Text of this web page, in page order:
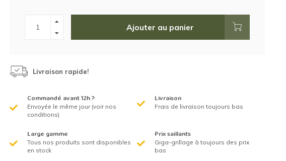
Ajouter au panier
Livraison rapide!
Commandé avant 12h ?
Envoyée le même jour (voir nos
conditions)
Livraison
Frais de livraison toujours bas
Large gamme
Tous nos produits sont disponibles
en stock
Prix saillants
Giga-grillage à toujours des prix
bas